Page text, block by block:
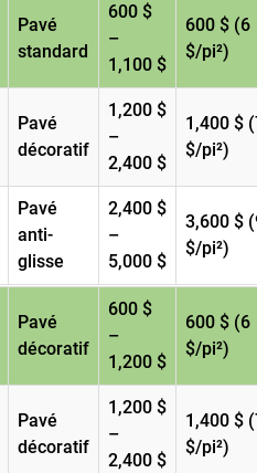
Pavé
standard
600 $
–
1,100 $
600 $ (6
$/pi²)
Pavé
décoratif
1,200 $
–
2,400 $
1,400 $
$/pi²)
Pavé
anti-
glisse
2,400 $
–
5,000 $
3,600 $
$/pi²)
Pavé
décoratif
600 $
–
1,200 $
600 $ (6
$/pi²)
Pavé
décoratif
1,200 $
–
2,400 $
1,400 $
$/pi²)